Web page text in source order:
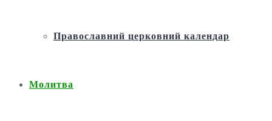
Православний церковний календар
Молитва